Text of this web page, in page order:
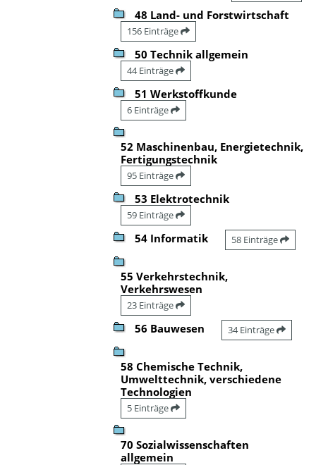
48 Land- und Forstwirtschaft
156 Einträge
50 Technik allgemein
44 Einträge
51 Werkstoffkunde
6 Einträge
52 Maschinenbau, Energietechnik,
Fertigungstechnik
95 Einträge
53 Elektrotechnik
59 Einträge
54 Informatik 58 Einträge
55 Verkehrstechnik,
Verkehrswesen
23 Einträge
56 Bauwesen 34 Einträge
58 Chemische Technik,
Umwelttechnik, verschiedene
Technologien
5 Einträge
70 Sozialwissenschaften
allgemein